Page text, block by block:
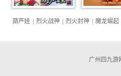
葫芦娃 烈火战神 烈火封神 魔龙崛起
广州四九游